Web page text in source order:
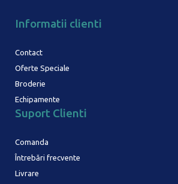
Informatii clienti
Contact
Oferte Speciale
Broderie
Echipamente
Suport Clienti
Comanda
Întrebări frecvente
Livrare